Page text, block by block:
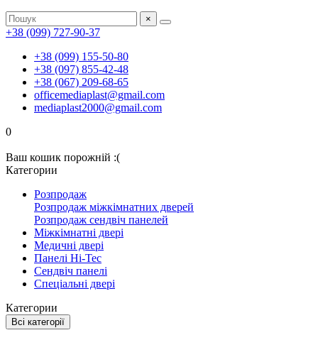
×
+38 (099) 727-90-37
+38 (099) 155-50-80
+38 (097) 855-42-48
+38 (067) 209-68-65
officemediaplast@gmail.com
mediaplast2000@gmail.com
0
Ваш кошик порожній :(
Категории
Розпродаж
Розпродаж міжкімнатних дверей
Розпродаж сендвіч панелей
Міжкімнатні двері
Медичні двері
Панелі Hi-Tec
Сендвіч панелі
Спеціальні двері
Категории
Всі категорії